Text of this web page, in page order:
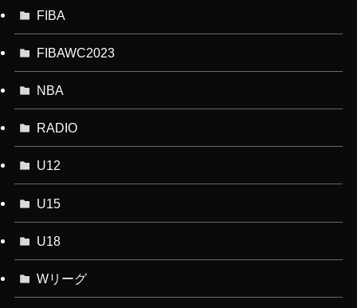
FIBA
FIBAWC2023
NBA
RADIO
U12
U15
U18
Wリーグ